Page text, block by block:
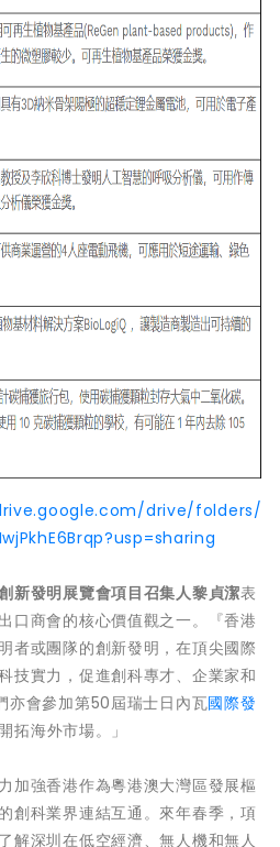
drive/folders/
新發明展覽會項目召集人黎貞潔表
口商會的核心價值觀之一。『香港
者或團隊的創新發明，在頂尖國際
技實力，促進創科專才、企業家和
亦會參加第50屆瑞士日內瓦國際發
拓海外市場。」
加強香港作為粵港澳大灣區發展樞
創科業界連結互通。來年春季，項
解深圳在低空經濟、無人機和無人